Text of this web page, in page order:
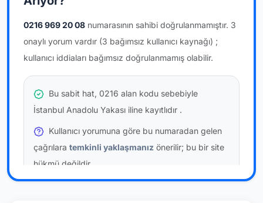
0216 969 20 08 numarasının sahibi doğrulanmamıştır. 3
onaylı yorum vardır (3 bağımsız kullanıcı kaynağı) ;
kullanıcı iddiaları bağımsız doğrulanmamış olabilir.
Bu sabit hat, 0216 alan kodu sebebiyle
İstanbul Anadolu Yakası iline kayıtlıdır .
Kullanıcı yorumuna göre bu numaradan gelen
çağrılara temkinli yaklaşmanız önerilir; bu bir site
hükmü değildir.
Bu bilgiler onaylı kullanıcı bildirimlerine dayanır;